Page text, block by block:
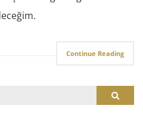
Continue Reading
Search